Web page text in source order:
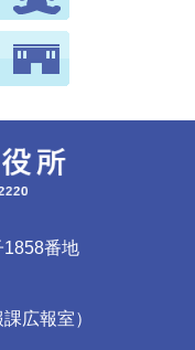
番地
広報室）